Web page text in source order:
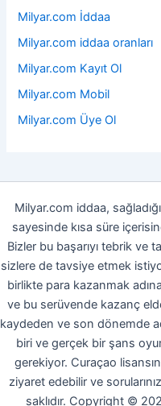
Milyar.com İddaa
Milyar.com iddaa oranları
Milyar.com Kayıt Ol
Milyar.com Mobil
Milyar.com Üye Ol
Milyar.com iddaa,
sayesinde kısa süre
Bizler bu başarıyı tebrik ve
sizlere de tavsiye etmek
birlikte para kazanmak
ve bu serüvende kazanç
kaydeden ve son dönemde
biri ve gerçek bir şans
gerekiyor. Curaçao
ziyaret edebilir ve
saklıdır. Copyright ©